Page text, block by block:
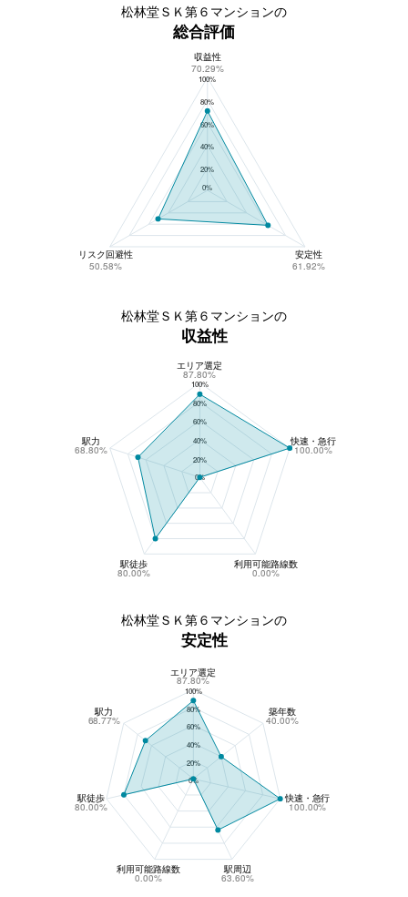
松林堂ＳＫ第６マンションの
総合評価
松林堂ＳＫ第６マンションの総合評価
100%
80%
60%
40%
20%
0%
収益性
70.29%
リスク回避性
50.58%
安定性
61.92%
松林堂ＳＫ第６マンションの
収益性
松林堂ＳＫ第６マンションの収益性
100%
80%
60%
40%
20%
0%
エリア選定
87.80%
駅力
68.80%
駅徒歩
80.00%
利用可能路線数
0.00%
快速・急行
100.00%
松林堂ＳＫ第６マンションの
安定性
100%
80%
60%
40%
20%
0%
エリア選定
87.80%
駅力
68.77%
駅徒歩
80.00%
利用可能路線数
0.00%
駅周辺
63.60%
快速・急行
100.00%
築年数
40.00%